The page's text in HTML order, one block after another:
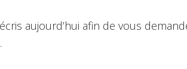
aujourd’hui afin de vous